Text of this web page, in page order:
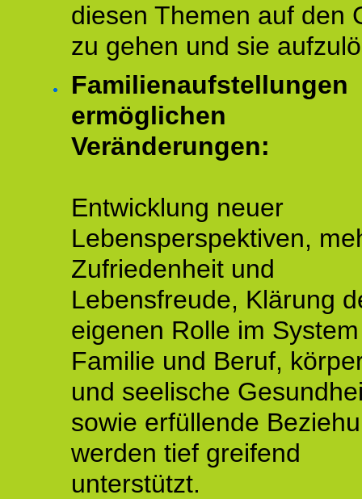
diesen Themen auf den
zu gehen und sie
Familienaufstellungen
ermöglichen
Veränderungen:
Entwicklung neuer
Lebensperspektiven,
Zufriedenheit und
Lebensfreude, Klärung
eigenen Rolle im
Familie und Beruf,
und seelische
sowie erfüllende
werden tief greifend
unterstützt.